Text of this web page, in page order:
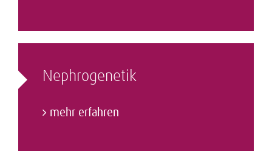
Nephrogenetik
mehr erfahren